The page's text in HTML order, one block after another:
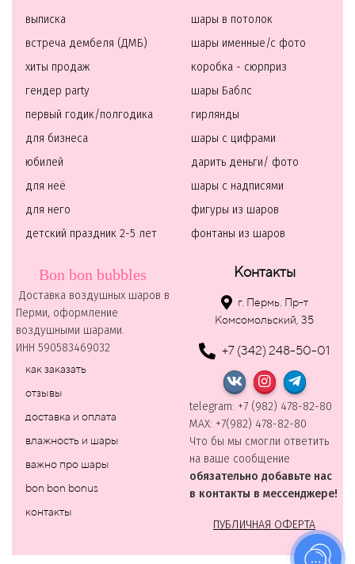
выписка
встреча дембеля (ДМБ)
хиты продаж
гендер party
первый годик/полгодика
для бизнеса
юбилей
для неё
для него
детский праздник 2-5 лет
шары в потолок
шары именные/с фото
коробка - сюрприз
шары Баблс
гирлянды
шары с цифрами
дарить деньги/ фото
шары с надписями
фигуры из шаров
фонтаны из шаров
Bon bon bubbles
Доставка воздушных шаров в
Перми, оформление
воздушными шарами.
ИНН 590583469032
как заказать
отзывы
доставка и оплата
влажность и шары
важно про шары
bon bon bonus
контакты
Контакты
г. Пермь. Пр-т
Комсомольский, 35
+7 (342) 248-50-01
telegram: +7 (982) 478-82-80
MAХ: +7(982) 478-82-80
Что бы мы смогли ответить
на ваше сообщение
обязательно добавьте нас
в контакты в мессенджере!
ПУБЛИЧНАЯ ОФЕРТА